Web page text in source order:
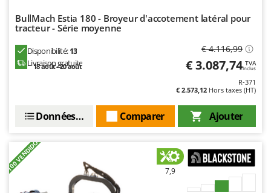
Mastercook
McCulloch
Mille
Mockmill
More than chef
MOSA
BullMach Estia 180 - Broyeur d'accotement latéral pour
tracteur - Série moyenne
Disponibilité:13
Livraison gratuite
18 août - 20 août
€ 4.116,99
€ 3.087,74 TVA
Inclus
R-371
€ 2.573,12 Hors taxes (HT)
Ajouter
Comparer
Données techniques
+100 VENDIDOS 7,9